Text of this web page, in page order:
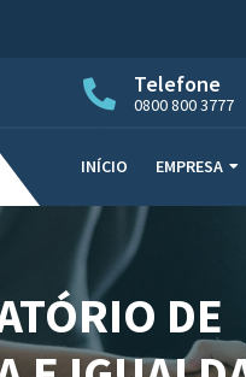
Telefone
0800 800 3777
INÍCIO EMPRESA
DE